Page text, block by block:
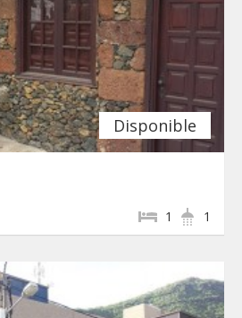
Disponible
1
1